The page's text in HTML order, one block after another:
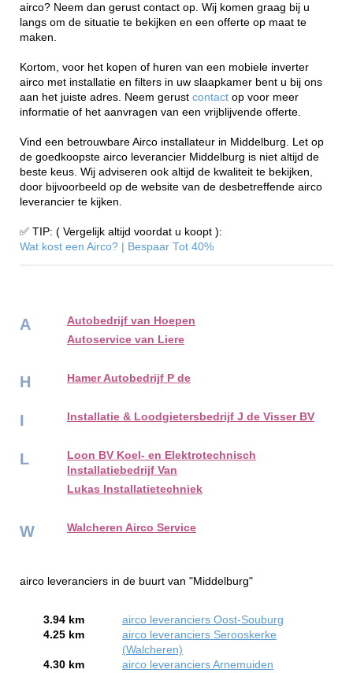
airco? Neem dan gerust contact op. Wij komen graag bij u
langs om de situatie te bekijken en een offerte op maat te
maken.
Kortom, voor het kopen of huren van een mobiele inverter
airco met installatie en filters in uw slaapkamer bent u bij ons
aan het juiste adres. Neem gerust contact op voor meer
informatie of het aanvragen van een vrijblijvende offerte.
Vind een betrouwbare Airco installateur in Middelburg. Let op
de goedkoopste airco leverancier Middelburg is niet altijd de
beste keus. Wij adviseren ook altijd de kwaliteit te bekijken,
door bijvoorbeeld op de website van de desbetreffende airco
leverancier te kijken.
✅ TIP: ( Vergelijk altijd voordat u koopt ):
Wat kost een Airco? | Bespaar Tot 40%‎
A
Autobedrijf van Hoepen
Autoservice van Liere
H Hamer Autobedrijf P de
I Installatie & Loodgietersbedrijf J de Visser BV
L
Loon BV Koel- en Elektrotechnisch
Installatiebedrijf Van
Lukas Installatietechniek
W Walcheren Airco Service
airco leveranciers in de buurt van "Middelburg"
3.94 km
airco leveranciers Oost-Souburg
4.25 km
airco leveranciers Serooskerke
(Walcheren)
4.30 km
airco leveranciers Arnemuiden